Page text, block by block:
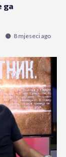
ga
8 mjeseci ago